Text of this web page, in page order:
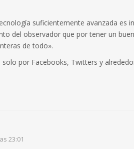
suficientemente avanzada es
del observador que por tener un
de todo».
por Facebooks, Twitters y
23:01